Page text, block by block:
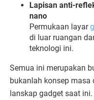
Lapisan anti-
nano
Permukaan layar
di luar ruangan
teknologi ini.
Semua ini merupakan
bukanlah konsep masa
lanskap gadget saat ini.